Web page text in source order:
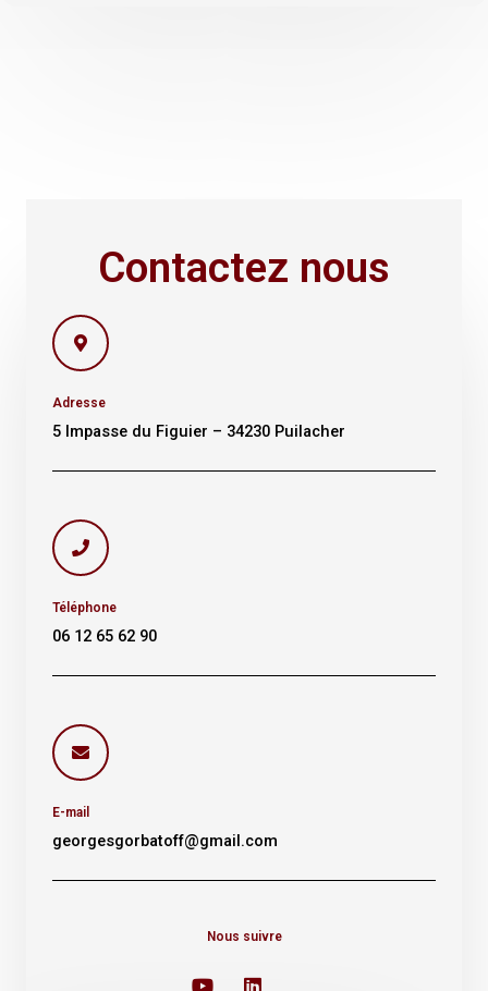
Contactez nous
Adresse
5 Impasse du Figuier – 34230 Puilacher
Téléphone
06 12 65 62 90
E-mail
georgesgorbatoff@gmail.com
Nous suivre